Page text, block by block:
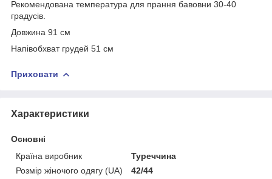
Рекомендована температура для прання бавовни 30-40
градусів.
Довжина 91 см
Напівобхват грудей 51 см
Приховати
Характеристики
Основні
Країна виробник
Туреччина
Розмір жіночого одягу (UA)
42/44